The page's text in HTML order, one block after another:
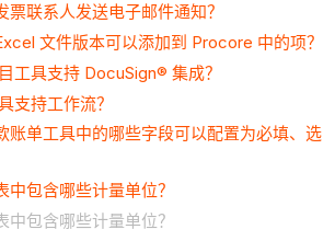
联系人发送电子邮件通知？
文件版本可以添加到 Procore 中的项？
工具支持 DocuSign® 集成？
支持工作流？
账单工具中的哪些字段可以配置为必填、选
包含哪些计量单位？
包含哪些计量单位？